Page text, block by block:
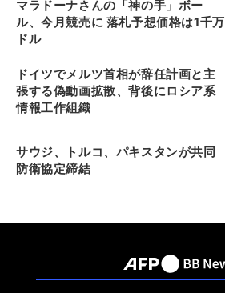
マラドーナさんの「神の手」ボー
ル、今月競売に 落札予想価格は1千万
ドル
ドイツでメルツ首相が辞任計画と主
張する偽動画拡散、背後にロシア系
情報工作組織
サウジ、トルコ、パキスタンが共同
防衛協定締結